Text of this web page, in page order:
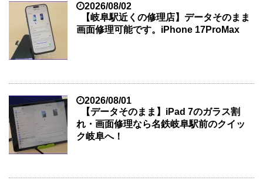
2026/08/02
【岐阜駅近くの修理店】データそのまま
画面修理可能です。iPhone 17ProMax
2026/08/01
【データそのまま】iPad 7のガラス割
れ・画面修理なら名鉄岐阜駅前のクイッ
ク岐阜へ！